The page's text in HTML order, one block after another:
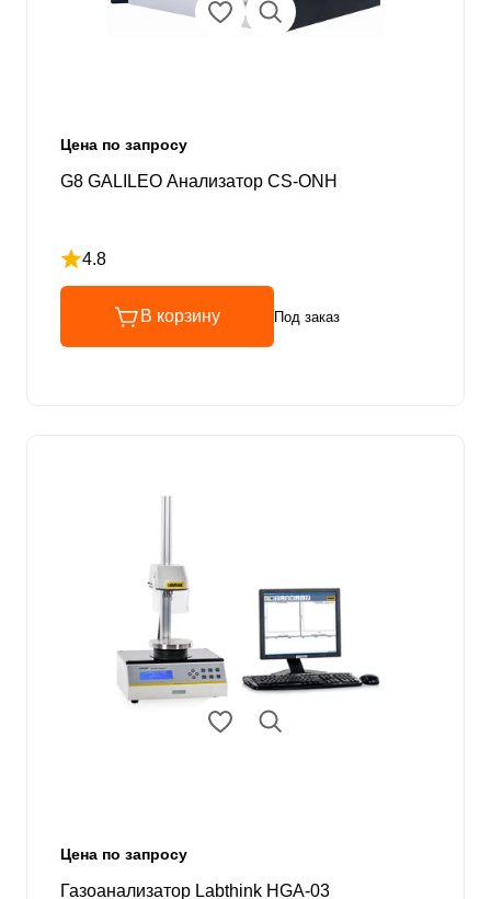
Цена по запросу
G8 GALILEO Анализатор CS-ONH
4.8
Рейтинг 4.8 из 5
В корзину Под заказ
Цена по запросу
Газоанализатор Labthink HGA-03